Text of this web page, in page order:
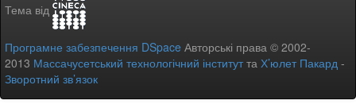
Тема від
Програмне забезпечення DSpace Авторські права © 2002-
2013 Массачусетський технологічний інститутта Х’юлет Пакард -
Зворотний зв’язок